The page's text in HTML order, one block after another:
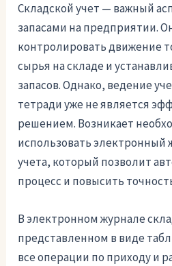
Складской учет — важный
запасами на предприятии.
контролировать движение
сырья на складе и
запасов. Однако, ведение
тетради уже не является
решением. Возникает
использовать электронный
учета, который позволит
процесс и повысить
В электронном журнале
представленном в виде
все операции по приходу и